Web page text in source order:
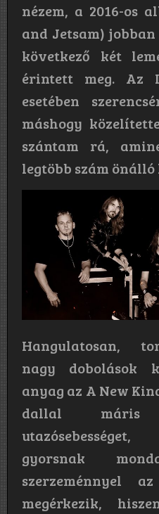
nézem, a 2016-os
and Jetsam)
következő két
érintett meg. Az
esetében
máshogy
szántam rá,
legtöbb szám
Hangulatosan,
nagy dobolások
anyag az A New
dallal
gyorsnak
szerzeménnyel
megérkezik,